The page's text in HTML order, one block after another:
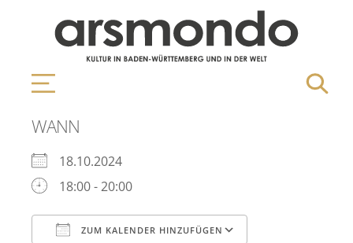
WANN
18.10.2024
18:00 - 20:00
ZUM KALENDER HINZUFÜGEN